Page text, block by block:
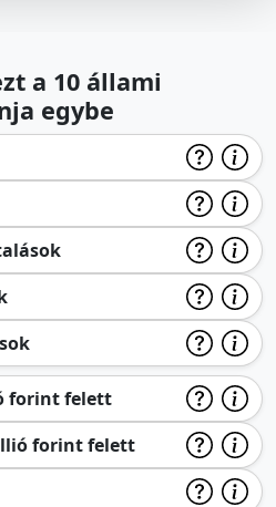
a 10 állami
egybe
forint felett
forint felett